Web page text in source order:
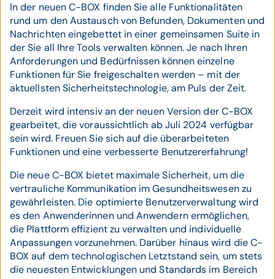
In der neuen C-BOX finden Sie alle Funktionalitäten
rund um den Austausch von Befunden, Dokumenten und
Nachrichten eingebettet in einer gemeinsamen Suite in
der Sie all Ihre Tools verwalten können. Je nach Ihren
Anforderungen und Bedürfnissen können einzelne
Funktionen für Sie freigeschalten werden – mit der
aktuellsten Sicherheitstechnologie, am Puls der Zeit.
Derzeit wird intensiv an der neuen Version der C-BOX
gearbeitet, die voraussichtlich ab Juli 2024 verfügbar
sein wird. Freuen Sie sich auf die überarbeiteten
Funktionen und eine verbesserte Benutzererfahrung!
Die neue C-BOX bietet maximale Sicherheit, um die
vertrauliche Kommunikation im Gesundheitswesen zu
gewährleisten. Die optimierte Benutzerverwaltung wird
es den Anwenderinnen und Anwendern ermöglichen,
die Plattform effizient zu verwalten und individuelle
Anpassungen vorzunehmen. Darüber hinaus wird die C-
BOX auf dem technologischen Letztstand sein, um stets
die neuesten Entwicklungen und Standards im Bereich